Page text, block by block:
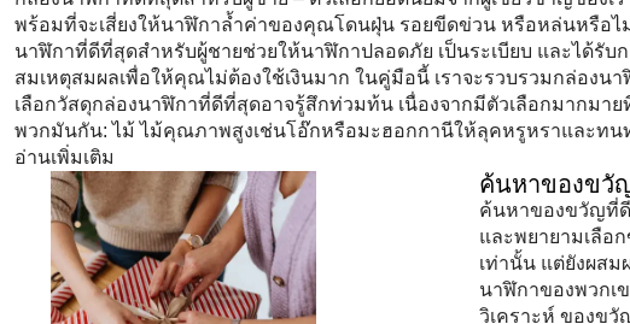
พร้อมที่จะเสี่ยงให้นาฬิกาล้ำค่าของคุณโดนฝุ่น รอยขีดข่วน หรือหล่นหรือไ
นาฬิกาที่ดีที่สุดสำหรับผู้ชายช่วยให้นาฬิกาปลอดภัย เป็นระเบียบ และได้
สมเหตุสมผลเพื่อให้คุณไม่ต้องใช้เงินมาก ในคู่มือนี้ เราจะรวบรวมกล่อง
เลือกวัสดุกล่องนาฬิกาที่ดีที่สุดอาจรู้สึกท่วมท้น เนื่องจากมีตัวเลือกมากมา
พวกมันกัน: ไม้ ไม้คุณภาพสูงเช่นโอ๊กหรือมะฮอกกานีให้ลุคหรูหราและทน
อ่านเพิ่มเติม
ค้นหาของขวั
ค้นหาของขวัญที่
และพยายามเลือ
เท่านั้น แต่ยังผส
นาฬิกาของพวกเ
วิเคราะห์ ของข